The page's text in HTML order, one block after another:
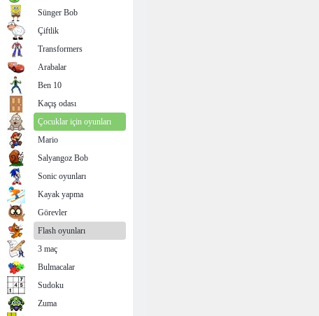
Sünger Bob
Çiftlik
Transformers
Arabalar
Ben 10
Kaçış odası
Çocuklar için oyunları
Mario
Salyangoz Bob
Sonic oyunları
Kayak yapma
Görevler
Flash oyunları
3 maç
Bulmacalar
Sudoku
Zuma